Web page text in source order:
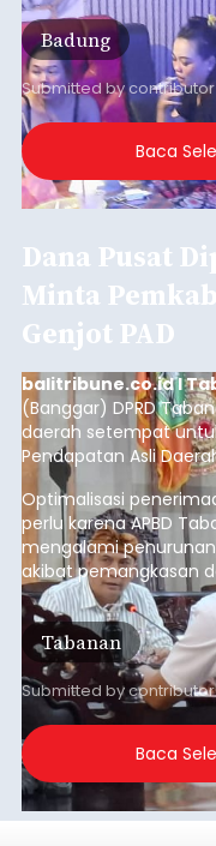
Badung
Submitted bycontributor
Baca
Dana Pusat
Minta
Genjot PAD
balitribune.co.id I
(Banggar) DPRD
daerah setempat
Pendapatan Asli
anggaran 2027.
Optimalisasi
perlu karena APBD
mengalami
akibat pemangkasan
Daerah (TKD) dari
Tabanan
Submitted bycontributor
Baca